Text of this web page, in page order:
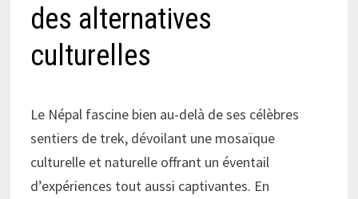
des alternatives
culturelles
Le Népal fascine bien au-delà de ses célèbres
sentiers de trek, dévoilant une mosaïque
culturelle et naturelle offrant un éventail
d’expériences tout aussi captivantes. En